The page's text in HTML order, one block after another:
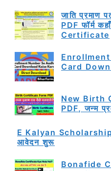
जाति
PDF फॉर्म
Certificate
Card
New Birth
PDF, जन्म
E Kalyan
आवेदन शुरू
Bonafide